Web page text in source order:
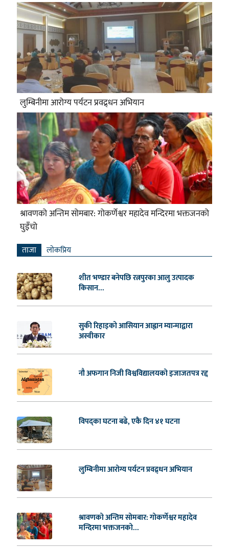
लुम्बिनीमा आरोग्य पर्यटन प्रवद्र्धन अभियान
श्रावणको अन्तिम सोमबार: गोकर्णेश्वर महादेव मन्दिरमा भक्तजनको
घुइँचो
ताजा लाेकप्रिय
शीत भण्डार बनेपछि रत्नपुरका आलु उत्पादक
किसान...
सुकी रिहाइको आसियान आह्वान म्यान्माद्वारा
अस्वीकार
नौ अफगान निजी विश्वविद्यालयको इजाजतपत्र रद्द
विपद्का घटना बढे, एकै दिन ४१ घटना
लुम्बिनीमा आरोग्य पर्यटन प्रवद्र्धन अभियान
श्रावणको अन्तिम सोमबार: गोकर्णेश्वर महादेव
मन्दिरमा भक्तजनको...